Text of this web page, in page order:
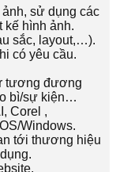
sử dụng các
kế hình ảnh.
sắc, layout,…).
có yêu cầu.
tương đương
bì/sự kiện…
Corel ,
Windows.
tới thương hiệu